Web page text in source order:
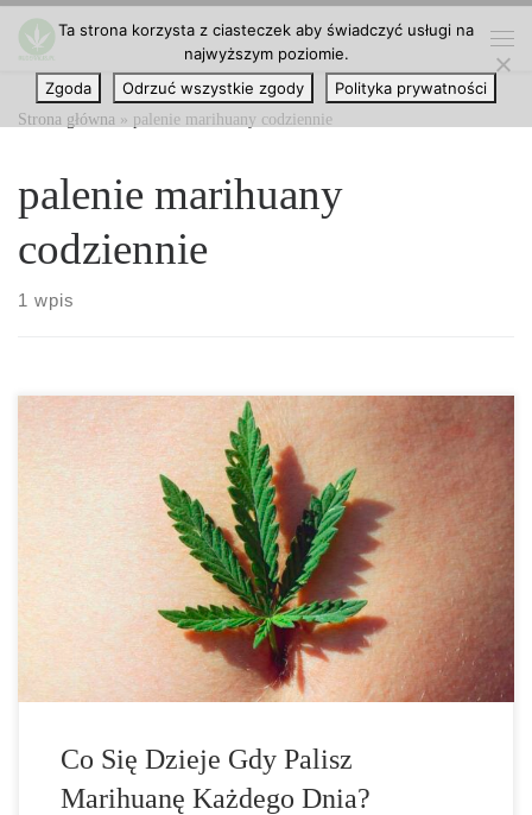
Przejdź do treści
Strona główna » palenie marihuany codziennie
palenie marihuany
codziennie
1 wpis
Co się dzieje w Twoim ciele, gdy palisz marihuanę każdego dnia?
Marihuana to roślina, która, jak wszyscy wiemy, może być
wykorzystywana zarówno do celów medycznych, jak i
rekreacyjnych, lub do obu tych celów. I choć ta magiczna roślina
może dawać określony efekt, używanie konopi indyjskich nadal
zawsze różni się w […]
Co Się Dzieje Gdy Palisz
Marihuanę Każdego Dnia?
Ta strona korzysta z ciasteczek aby świadczyć usługi na
najwyższym poziomie.
Zgoda
Odrzuć wszystkie zgody Polityka prywatności